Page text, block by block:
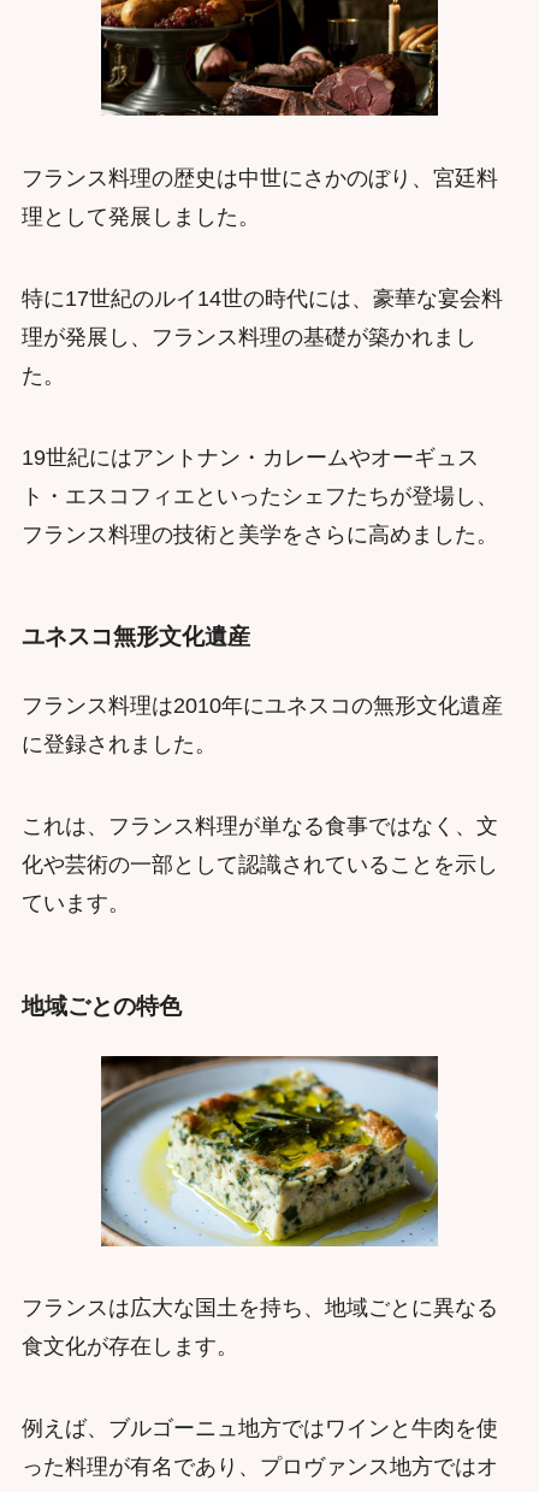
フランス料理の歴史は中世にさかのぼり、宮廷料
理として発展しました。
特に17世紀のルイ14世の時代には、豪華な宴会料
理が発展し、フランス料理の基礎が築かれまし
た。
19世紀にはアントナン・カレームやオーギュス
ト・エスコフィエといったシェフたちが登場し、
フランス料理の技術と美学をさらに高めました。
ユネスコ無形文化遺産
フランス料理は2010年にユネスコの無形文化遺産
に登録されました。
これは、フランス料理が単なる食事ではなく、文
化や芸術の一部として認識されていることを示し
ています。
地域ごとの特色
フランスは広大な国土を持ち、地域ごとに異なる
食文化が存在します。
例えば、ブルゴーニュ地方ではワインと牛肉を使
った料理が有名であり、プロヴァンス地方ではオ